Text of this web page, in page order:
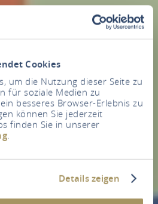
Cookies
um die Nutzung dieser Seite zu
für soziale Medien zu
besseres Browser-Erlebnis zu
können Sie jederzeit
finden Sie in unserer
.
Details zeigen